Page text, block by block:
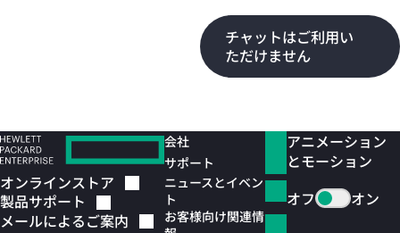
チャットはご利用い
ただけません
オンラインストア
製品サポート
メールによるご案内
会社
サポート
ニュースとイベン
ト
お客様向け関連情
アニメーション
とモーション
オフ
オン